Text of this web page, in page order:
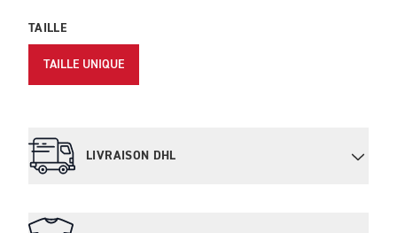
TAILLE
TAILLE UNIQUE
LIVRAISON DHL